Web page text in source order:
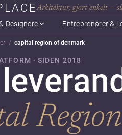
Arkitektur, gjort enkelt —
Designere Entreprenører &
capital region of denmark
· SIDEN 2018